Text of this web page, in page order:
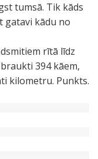
tumsā. Tik kāds
gatavi kādu no
rītā līdz
394 kāem,
kilometru. Punkts.